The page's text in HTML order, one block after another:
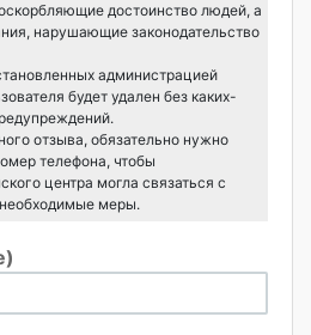
достоинство людей, а
нарушающие законодательство
администрацией
будет удален без каких-
отзыва, обязательно нужно
телефона, чтобы
центра могла связаться с
меры.